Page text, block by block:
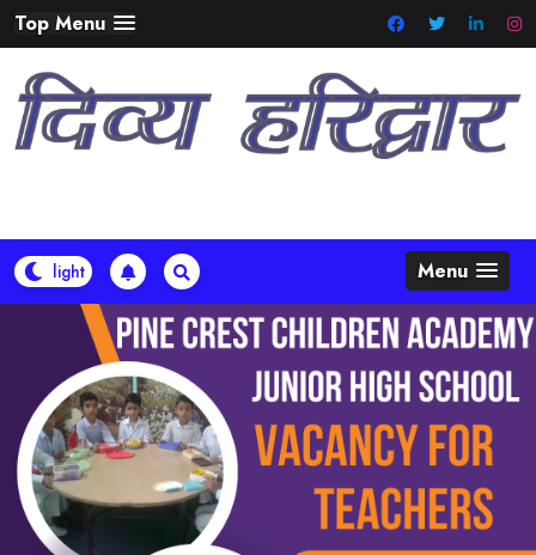
Skip
to
content
Top Menu
Menu